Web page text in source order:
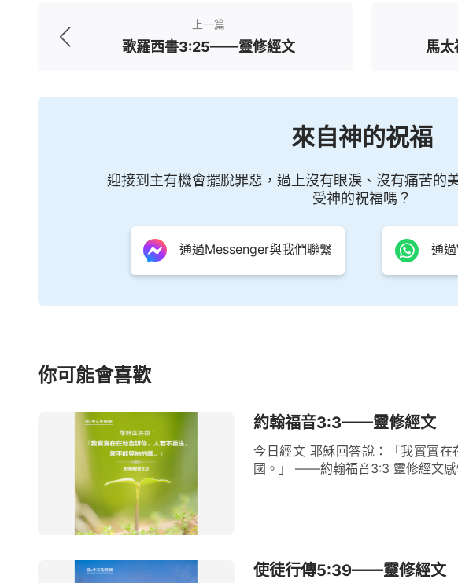
上一篇
歌羅西書3:25——靈修經文 馬
來自神的祝福
迎接到主有機會擺脫罪惡，過上沒有眼淚、沒有痛苦的
受神的祝福嗎？
通過Messenger與我們聯繫 通
你可能會喜歡
約翰福音3:3——靈修經文
今日經文 耶穌回答說：「我實實
國。」 ——約翰福音3:3 靈修經文
使徒行傳5:39——靈修經文